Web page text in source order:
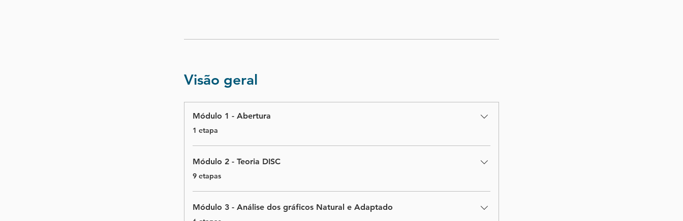
Visão geral
Módulo 1 - Abertura
.1 etapa
Módulo 2 - Teoria DISC
.
9 etapas
Módulo 3 - Análise dos gráficos Natural e Adaptado
.